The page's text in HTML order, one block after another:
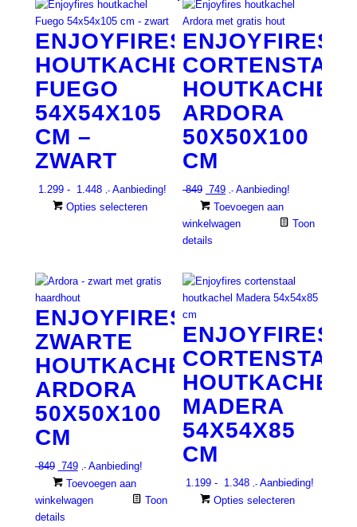
ENJOYFIRES
HOUTKACHEL
FUEGO
54X54X105
CM –
ZWART
1.299 - 1.448Prijsklasse:
€ 1.299
,- Aanbieding!
Opties selecteren
product
heeft
variaties.
kan
gekozen
worden
op
productpagina
ENJOYFIRES
CORTENSTAAL
HOUTKACHEL
ARDORA
50X50X100
CM
849 Oorspronkelijke
prijs
was:
€ 849.
749Huidige
prijs
is:
,- Aanbieding!
Toevoegen aan
winkelwagen
Toon
details
ENJOYFIRES
ZWARTE
HOUTKACHEL
ARDORA
50X50X100
CM
849 Oorspronkelijke
prijs
was:
€ 849.
749Huidige
prijs
is:
,- Aanbieding!
Toevoegen aan
winkelwagen
Toon
details
ENJOYFIRES
CORTENSTAAL
HOUTKACHEL
MADERA
54X54X85
CM
1.199 - 1.348Prijsklasse:
€ 1.199
,- Aanbieding!
Opties selecteren